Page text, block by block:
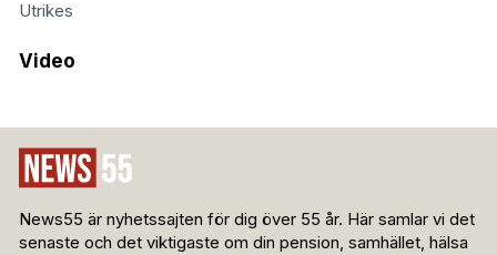
Utrikes
Video
News55 är nyhetssajten för dig över 55 år. Här samlar vi det
senaste och det viktigaste om din pension, samhället, hälsa